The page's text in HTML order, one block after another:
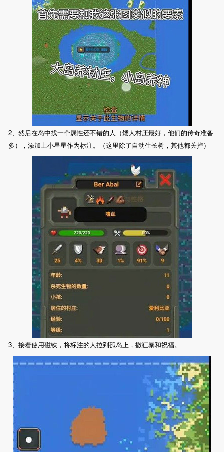
2、然后在岛中找一个属性还不错的人（矮人村庄最好，他们的传奇准备
多），添加上小星星作为标注。（这里除了自动生长树，其他都关掉）
3、接着使用磁铁，将标注的人拉到孤岛上，撒狂暴和祝福。